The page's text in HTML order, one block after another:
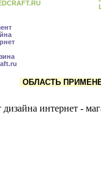
ОБЛАСТЬ